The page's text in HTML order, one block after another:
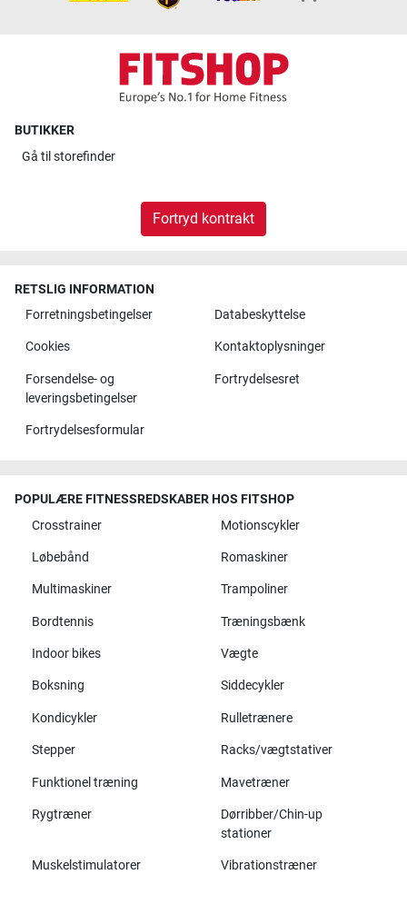
BUTIKKER
Gå til storefinder
Fortryd kontrakt
RETSLIG INFORMATION
Forretningsbetingelser
Databeskyttelse
Cookies Kontaktoplysninger
Forsendelse- og
leveringsbetingelser
Fortrydelsesret
Fortrydelsesformular
POPULÆRE FITNESSREDSKABER HOS FITSHOP
Crosstrainer
Motionscykler
Løbebånd Romaskiner
Multimaskiner Trampoliner
Bordtennis Træningsbænk
Indoor bikes Vægte
Boksning Siddecykler
Kondicykler Rulletrænere
Stepper Racks/vægtstativer
Funktionel træning Mavetræner
Rygtræner
Dørribber/Chin-up
stationer
Muskelstimulatorer Vibrationstræner